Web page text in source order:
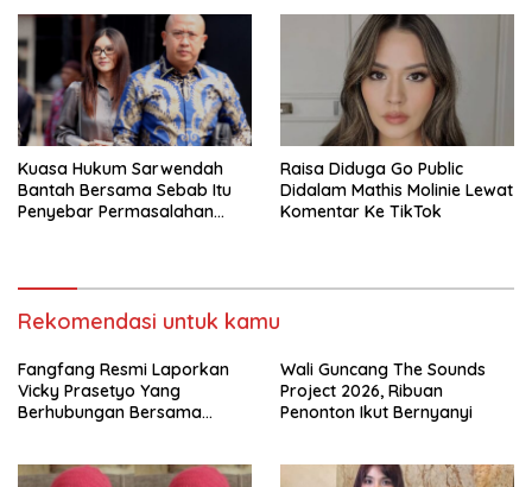
Kuasa Hukum Sarwendah
Bantah Bersama Sebab Itu
Penyebar Permasalahan
Raisa Diduga Go Public
Didalam Mathis Molinie Lewat
Komentar Ke TikTok
Rekomendasi untuk kamu
Fangfang Resmi Laporkan
Vicky Prasetyo Yang
Berhubungan Bersama
Wali Guncang The Sounds
Project 2026, Ribuan
Penonton Ikut Bernyanyi